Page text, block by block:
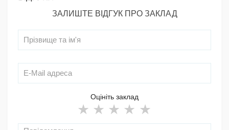
ЗАЛИШТЕ ВІДГУК ПРО ЗАКЛАД
Оцініть заклад